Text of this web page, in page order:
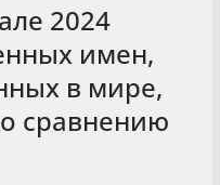
2024
имен,
в мире,
сравнению